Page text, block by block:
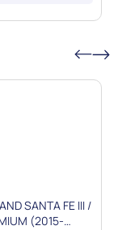
SANTA FE III /
(2015-